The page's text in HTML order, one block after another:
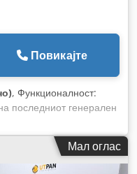
Повикајте
, Функционалност:
последниот генерален
258 кг, влезна
16 A, тип на
Мал оглас